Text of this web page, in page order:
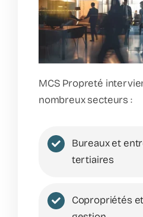
MCS Propreté
nombreux secteurs :
Bureaux et
tertiaires
Copropriétés